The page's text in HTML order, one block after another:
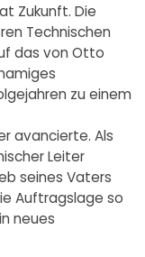
Zukunft. Die
Technischen
das von Otto
zu einem
avancierte. Als
Leiter
seines Vaters
Auftragslage so
neues